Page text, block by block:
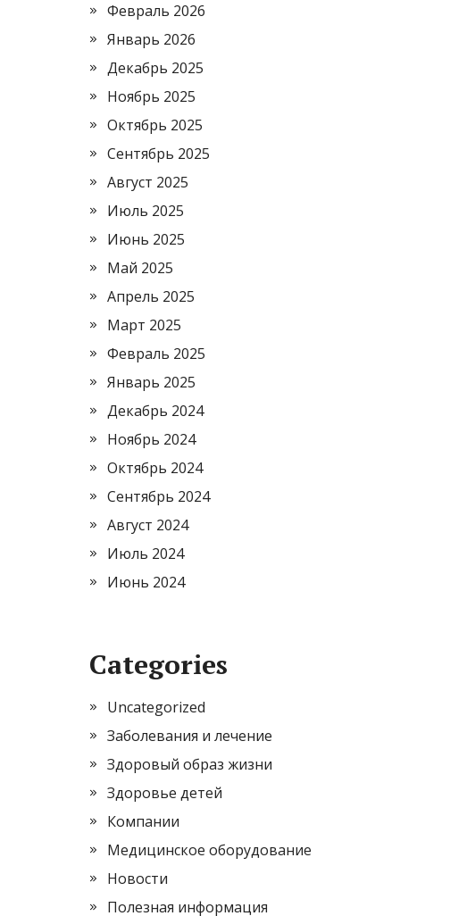
Февраль 2026
Январь 2026
Декабрь 2025
Ноябрь 2025
Октябрь 2025
Сентябрь 2025
Август 2025
Июль 2025
Июнь 2025
Май 2025
Апрель 2025
Март 2025
Февраль 2025
Январь 2025
Декабрь 2024
Ноябрь 2024
Октябрь 2024
Сентябрь 2024
Август 2024
Июль 2024
Июнь 2024
Categories
Uncategorized
Заболевания и лечение
Здоровый образ жизни
Здоровье детей
Компании
Медицинское оборудование
Новости
Полезная информация